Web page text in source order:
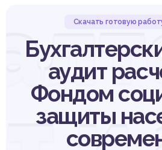
Скачать готовую
аудит
Фондом
защиты